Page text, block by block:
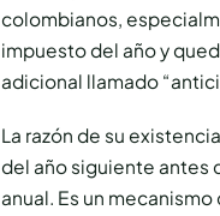
colombianos,
impuesto del año y
adicional llamado
La razón de su
del año siguiente antes
anual. Es un